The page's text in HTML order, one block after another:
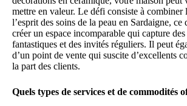
mettre en valeur. Le défi consiste à combiner
l’esprit des soins de la peau en Sardaigne, ce
créer un espace incomparable qui capture
fantastiques et des invités réguliers. Il peut
d’un point de vente qui suscite d’excellents
la part des clients.
Quels types de services et de commodités